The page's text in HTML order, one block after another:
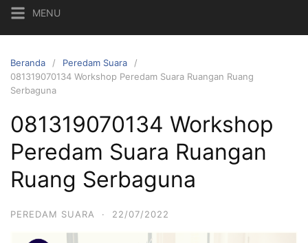
MENU
Beranda
Peredam Suara
081319070134 Workshop Peredam Suara Ruangan Ruang
Serbaguna
081319070134 Workshop
Peredam Suara Ruangan
Ruang Serbaguna
PEREDAM SUARA · 22/07/2022